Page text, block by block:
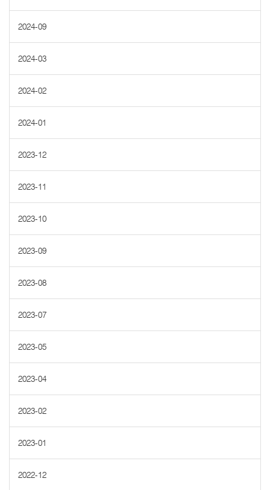
2024-09
2024-03
2024-02
2024-01
2023-12
2023-11
2023-10
2023-09
2023-08
2023-07
2023-05
2023-04
2023-02
2023-01
2022-12